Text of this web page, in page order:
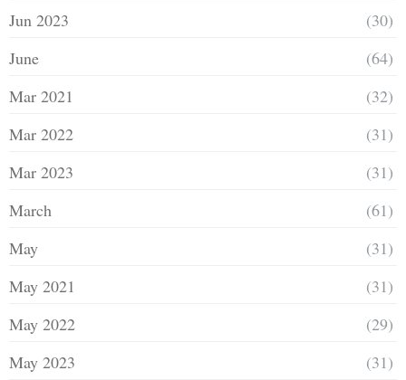
Jun 2023
(30)
June
(64)
Mar 2021
(32)
Mar 2022
(31)
Mar 2023
(31)
March
(61)
May
(31)
May 2021
(31)
May 2022
(29)
May 2023
(31)